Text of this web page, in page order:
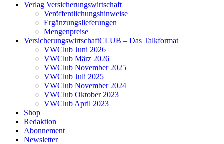
Verlag Versicherungswirtschaft
Veröffentlichungshinweise
Ergänzungslieferungen
Mengenpreise
VersicherungswirtschaftCLUB – Das Talkformat
VWClub Juni 2026
VWClub März 2026
VWClub November 2025
VWClub Juli 2025
VWClub November 2024
VWClub Oktober 2023
VWClub April 2023
Shop
Redaktion
Abonnement
Newsletter